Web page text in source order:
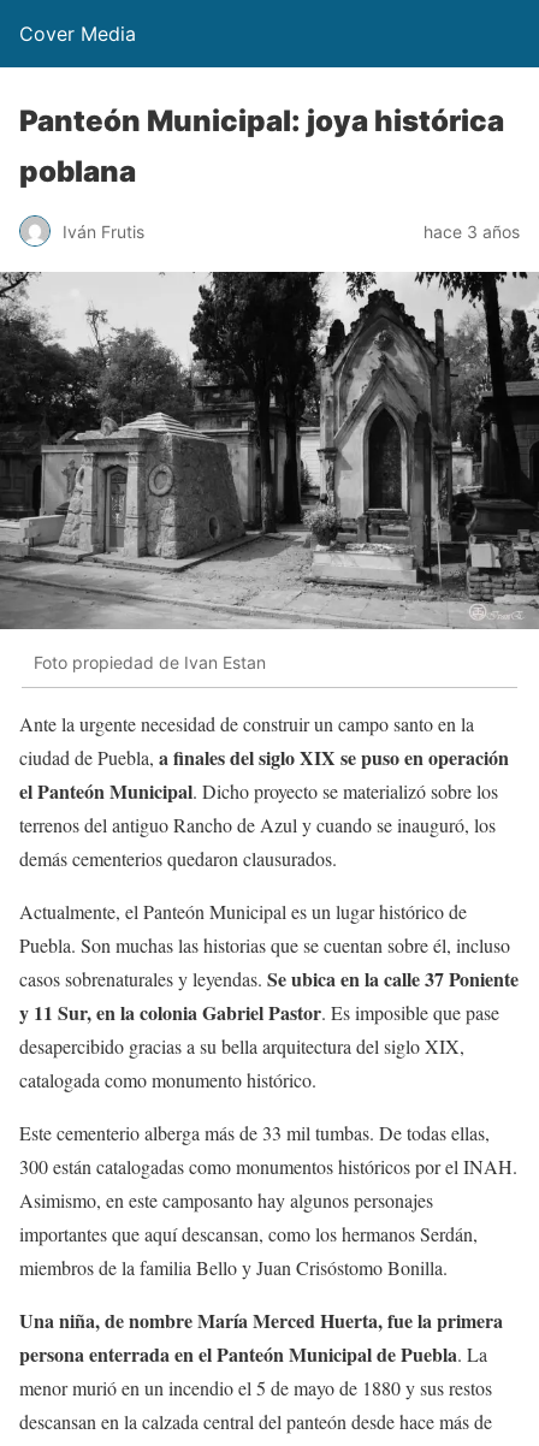
Cover Media
Panteón Municipal: joya histórica
poblana
Iván Frutis hace 3 años
Foto propiedad de Ivan Estan
Ante la urgente necesidad de construir un campo santo en la
ciudad de Puebla, a finales del siglo XIX se puso en operación
el Panteón Municipal. Dicho proyecto se materializó sobre los
terrenos del antiguo Rancho de Azul y cuando se inauguró, los
demás cementerios quedaron clausurados.
Actualmente, el Panteón Municipal es un lugar histórico de
Puebla. Son muchas las historias que se cuentan sobre él, incluso
casos sobrenaturales y leyendas. Se ubica en la calle 37 Poniente
y 11 Sur, en la colonia Gabriel Pastor. Es imposible que pase
desapercibido gracias a su bella arquitectura del siglo XIX,
catalogada como monumento histórico.
Este cementerio alberga más de 33 mil tumbas. De todas ellas,
300 están catalogadas como monumentos históricos por el INAH.
Asimismo, en este camposanto hay algunos personajes
importantes que aquí descansan, como los hermanos Serdán,
miembros de la familia Bello y Juan Crisóstomo Bonilla.
Una niña, de nombre María Merced Huerta, fue la primera
persona enterrada en el Panteón Municipal de Puebla. La
menor murió en un incendio el 5 de mayo de 1880 y sus restos
descansan en la calzada central del panteón desde hace más de